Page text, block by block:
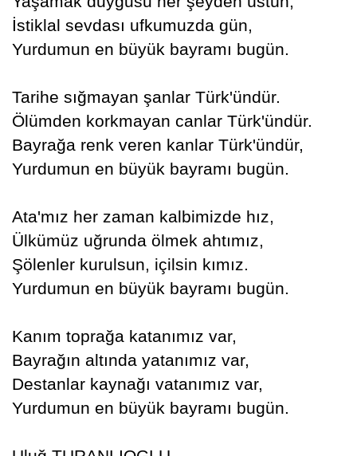
İstiklal sevdası ufkumuzda gün,
Yurdumun en büyük bayramı bugün.
Tarihe sığmayan şanlar Türk'ündür.
Ölümden korkmayan canlar Türk'ündür.
Bayrağa renk veren kanlar Türk'ündür,
Yurdumun en büyük bayramı bugün.
Ata'mız her zaman kalbimizde hız,
Ülkümüz uğrunda ölmek ahtımız,
Şölenler kurulsun, içilsin kımız.
Yurdumun en büyük bayramı bugün.
Kanım toprağa katanımız var,
Bayrağın altında yatanımız var,
Destanlar kaynağı vatanımız var,
Yurdumun en büyük bayramı bugün.